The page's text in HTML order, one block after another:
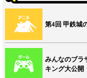
第4回 甲鉄城
みんなのブラ
キング大公開